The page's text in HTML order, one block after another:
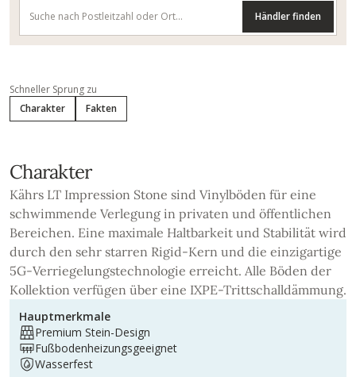
Händler finden
Schneller Sprung zu
Charakter
Fakten
Charakter
Kährs LT Impression Stone sind Vinylböden für eine
schwimmende Verlegung in privaten und öffentlichen
Bereichen. Eine maximale Haltbarkeit und Stabilität wird
durch den sehr starren Rigid-Kern und die einzigartige
5G-Verriegelungstechnologie erreicht. Alle Böden der
Kollektion verfügen über eine IXPE-Trittschalldämmung.
Hauptmerkmale
Premium Stein-Design
Fußbodenheizungsgeeignet
Wasserfest